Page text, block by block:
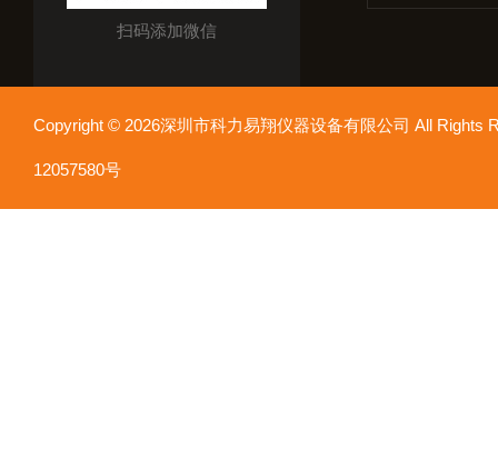
扫码添加微信
Copyright © 2026深圳市科力易翔仪器设备有限公司 All
12057580号